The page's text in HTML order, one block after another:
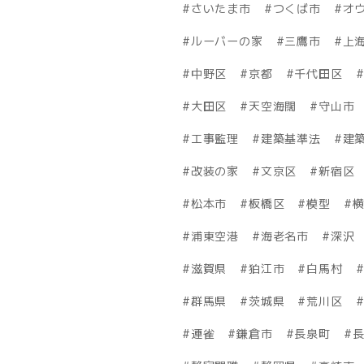
さいたま市 つくば市
オ
ルーバーの家
三鷹市
上
中野区
京都
千代田区
大田区
天空海闊
守山市
工事監理
建築基準法
建
改装の家
文京区
新宿区
松本市
板橋区 模型
浦東空港
海老名市
深沢
滋賀県
狛江市
白馬村
群馬県
茨城県
荒川区
連雀
鎌倉市 長泉町